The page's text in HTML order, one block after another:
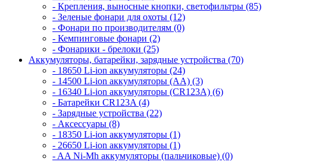
- Крепления, выносные кнопки, светофильтры (85)
- Зеленые фонари для охоты (12)
- Фонари по производителям (0)
- Кемпинговые фонари (2)
- Фонарики - брелоки (25)
Аккумуляторы, батарейки, зарядные устройства (70)
- 18650 Li-ion аккумуляторы (24)
- 14500 Li-ion аккумуляторы (AA) (3)
- 16340 Li-ion аккумуляторы (CR123A) (6)
- Батарейки CR123A (4)
- Зарядные устройства (22)
- Аксессуары (8)
- 18350 Li-ion аккумуляторы (1)
- 26650 Li-ion аккумуляторы (1)
- AA Ni-Mh аккумуляторы (пальчиковые) (0)